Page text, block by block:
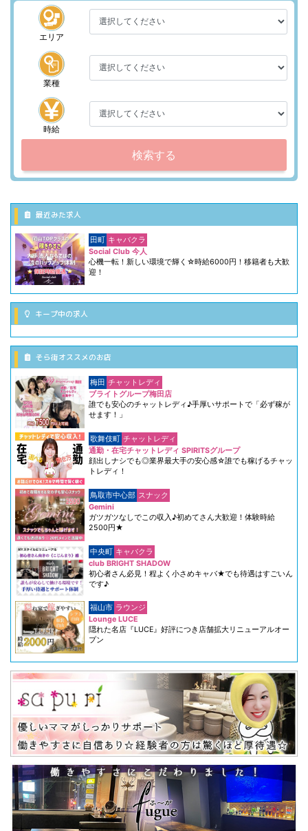
エリア
業種
時給
検索する
最近みた求人
田町 キャバクラ
Social Club 今人
心機一転！新しい環境で輝く☆時給6000円！移籍者も大歓
迎！
キープ中の求人
そら街オススメのお店
梅田 チャットレディ
ブライトグループ梅田店
誰でも安心のチャットレディ♪手厚いサポートで「必ず稼が
せます！」
歌舞伎町 チャットレディ
通勤・在宅チャットレディ SPIRITSグループ
顔出しナシでも◎業界最大手の安心感☆誰でも稼げるチャッ
トレディ！
鳥取市中心部 スナック
Gemini
ガツガツなしでこの収入♪初めてさん大歓迎！体験時給
2500円★
中央町 キャバクラ
club BRIGHT SHADOW
初心者さん必見！程よく小さめキャバ★でも待遇はすごいん
です♪
福山市 ラウンジ
Lounge LUCE
隠れた名店『LUCE』好評につき店舗拡大リニューアルオー
プン